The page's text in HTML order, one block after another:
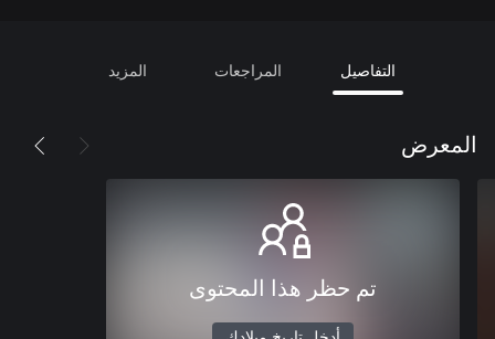
التفاصيل المراجعات المزيد
المعرض
تم حظر هذا المحتوى